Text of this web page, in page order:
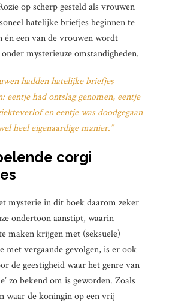
op scherp gesteld als vrouwen
hatelijke briefjes beginnen te
én een van de vrouwen wordt
mysterieuze omstandigheden.
hadden hatelijke briefjes
eentje had ontslag genomen, eentje
en eentje was doodgegaan
heel eigenaardige manier.”
corgi
mysterie in dit boek daarom zeker
ondertoon aanstipt, waarin
maken krijgen met (seksuele)
met vergaande gevolgen, is er ook
de geestigheid waar het genre van
zo bekend om is geworden. Zoals
waar de koningin op een vrij